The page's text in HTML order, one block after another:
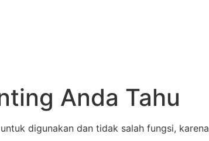
Anda Tahu
digunakan dan tidak salah fungsi, karena